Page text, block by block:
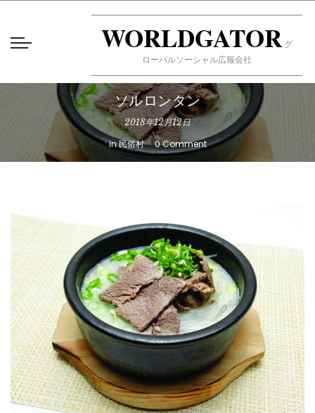
WORLDGATOR グ
ローバルソーシャル広報会社
ソルロンタン
2018年12月12日
In民俗村 0 Comment